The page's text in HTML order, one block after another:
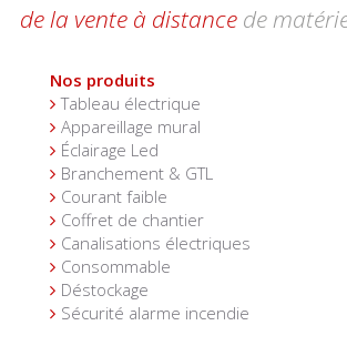
de la vente à distance de
Nos produits
Tableau électrique
Appareillage mural
Éclairage Led
Branchement & GTL
Courant faible
Coffret de chantier
Canalisations électriques
Consommable
Déstockage
Sécurité alarme incendie